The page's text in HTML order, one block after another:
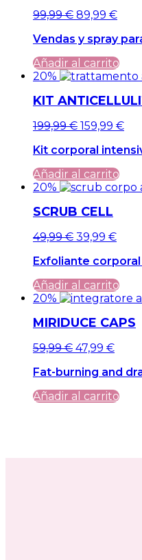
El
original
era:
99,99 €.
99,99€El
actual
es:
99,99 €.
89,99 €
Vendas y spray
Añadir al carrito
20%
KIT
El
original
era:
199,99 €.
199,99€El
actual
es:
199,99 €.
159,99 €
Kit corporal
Añadir al carrito
20%
SCRUB CELL
El
original
era:
49,99 €.
49,99€El
actual
es:
49,99 €.
39,99 €
Exfoliante
Añadir al carrito
20%
MIRIDUCE CAPS
El
original
era:
59,99 €.
59,99€El
actual
es:
59,99 €.
47,99 €
Fat-burning and
Añadir al carrito